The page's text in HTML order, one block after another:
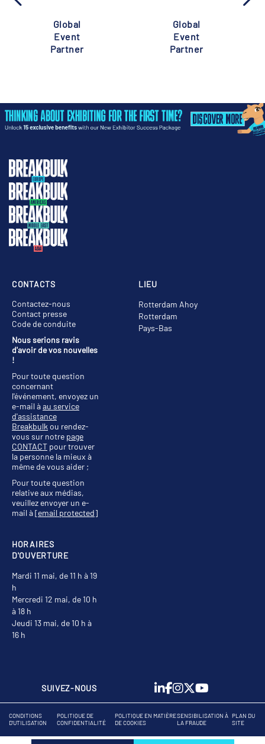
Global
Event
Partner
Global
Event
Partner
LIEU
Rotterdam Ahoy
Rotterdam
Pays-Bas
HORAIRES
D'OUVERTURE
Mardi 11 mai, de 11 h à 19
h
Mercredi 12 mai, de 10 h
à 18 h
Jeudi 13 mai, de 10 h à
16 h
CONTACTS
Contactez-nous
Contact presse
Code de conduite
Nous serions ravis
d'avoir de vos nouvelles
!
Pour toute question
concernant
l'événement, envoyez un
e-mail àau service
d'assistance
Breakbulk ou rendez-
vous sur notre page
CONTACT pour trouver
la personne la mieux à
même de vous aider ;
Pour toute question
relative aux médias,
veuillez envoyer un e-
mail à[email protected]
SUIVEZ-NOUS
CONDITIONS
D'UTILISATION
POLITIQUE DE
CONFIDENTIALITÉ
POLITIQUE EN MATIÈRE
DE COOKIES
SENSIBILISATION À
LA FRAUDE
PLAN DU
SITE